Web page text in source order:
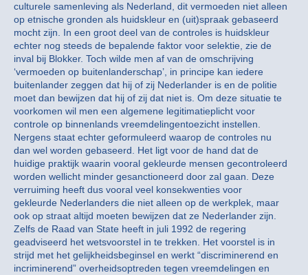
culturele samenleving als Nederland, dit vermoeden niet alleen
op etnische gronden als huidskleur en (uit)spraak gebaseerd
mocht zijn. In een groot deel van de controles is huidskleur
echter nog steeds de bepalende faktor voor selektie, zie de
inval bij Blokker. Toch wilde men af van de omschrijving
‘vermoeden op buitenlanderschap’, in principe kan iedere
buitenlander zeggen dat hij of zij Nederlander is en de politie
moet dan bewijzen dat hij of zij dat niet is. Om deze situatie te
voorkomen wil men een algemene legitimatieplicht voor
controle op binnenlands vreemdelingentoezicht instellen.
Nergens staat echter geformuleerd waarop de controles nu
dan wel worden gebaseerd. Het ligt voor de hand dat de
huidige praktijk waarin vooral gekleurde mensen gecontroleerd
worden wellicht minder gesanctioneerd door zal gaan. Deze
verruiming heeft dus vooral veel konsekwenties voor
gekleurde Nederlanders die niet alleen op de werkplek, maar
ook op straat altijd moeten bewijzen dat ze Nederlander zijn.
Zelfs de Raad van State heeft in juli 1992 de regering
geadviseerd het wetsvoorstel in te trekken. Het voorstel is in
strijd met het gelijkheidsbeginsel en werkt “discriminerend en
incriminerend” overheidsoptreden tegen vreemdelingen en